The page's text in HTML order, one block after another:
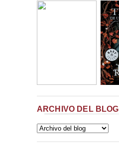
ARCHIVO DEL BLOG